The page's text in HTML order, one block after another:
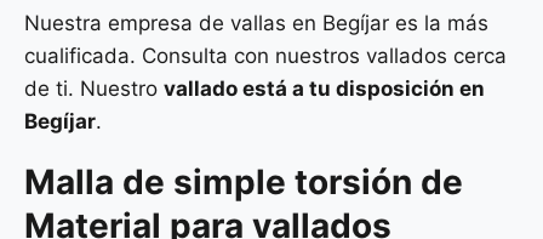
Nuestra empresa de vallas en Begíjar es la más
cualificada. Consulta con nuestros vallados cerca
de ti. Nuestro vallado está a tu disposición en
Begíjar.
Malla de simple torsión de
Material para vallados